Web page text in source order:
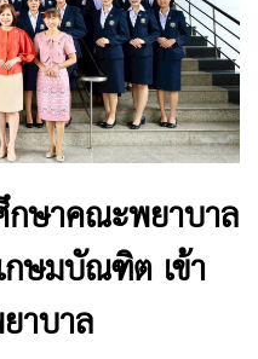
ษาคณะพยาบาล
ษมบัณฑิต เข้า
าบาล